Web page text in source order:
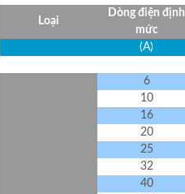
Loại
Dòng điện định
mức
(A)
6
10
16
20
25
32
40